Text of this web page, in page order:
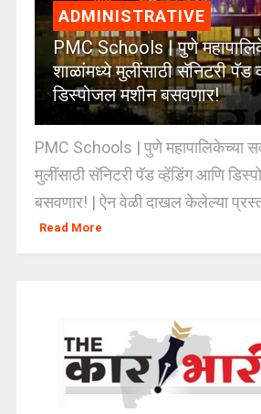
ADMINISTRATIVE
PMC Schools | पुणे
शाळांमध्ये मुलींसाठी सॅनिटरी पॅड
डिस्पोजल मशीन बसवणार!
PMC Schools | पुणे महापालिकेच्या
मुलींसाठी सॅनिटरी पॅड व्हेंडिंग आणि
बसवणार! | ऐन वेळी दाखल केलेल्या
Read More